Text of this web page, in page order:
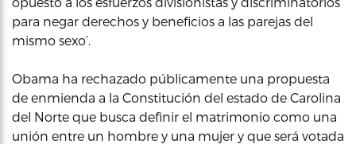
para negar derechos y beneficios a las parejas del
mismo sexo’.
Obama ha rechazado públicamente una propuesta
de enmienda a la Constitución del estado de Carolina
del Norte que busca definir el matrimonio como una
unión entre un hombre y una mujer y que será votada